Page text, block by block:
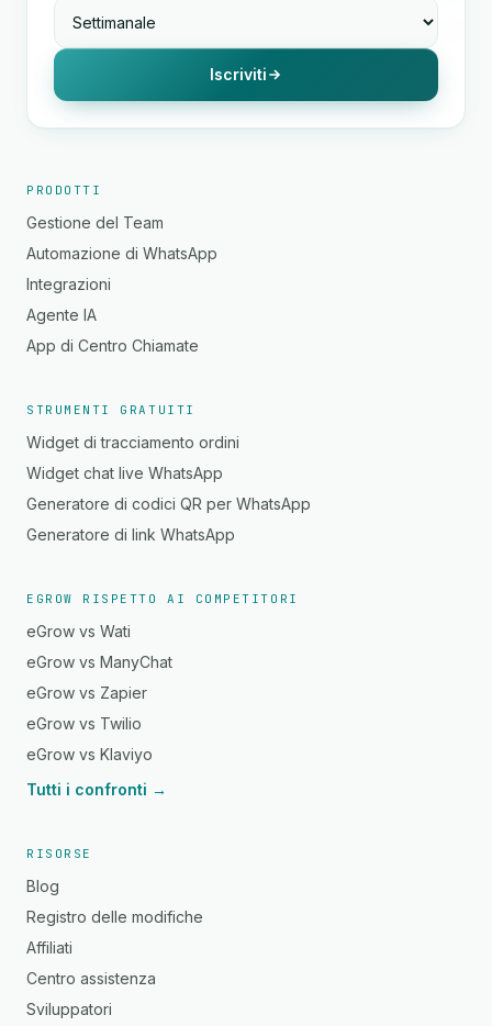
Iscriviti
PRODOTTI
Gestione del Team
Automazione di WhatsApp
Integrazioni
Agente IA
App di Centro Chiamate
STRUMENTI GRATUITI
Widget di tracciamento ordini
Widget chat live WhatsApp
Generatore di codici QR per WhatsApp
Generatore di link WhatsApp
EGROW RISPETTO AI COMPETITORI
eGrow vs Wati
eGrow vs ManyChat
eGrow vs Zapier
eGrow vs Twilio
eGrow vs Klaviyo
Tutti i confronti →
RISORSE
Blog
Registro delle modifiche
Affiliati
Centro assistenza
Sviluppatori